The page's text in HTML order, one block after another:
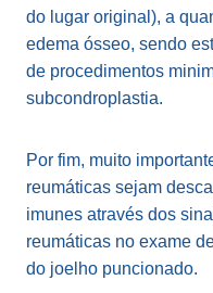
do lugar original), a
edema ósseo, sendo
de procedimentos
subcondroplastia.
Por fim, muito
reumáticas sejam
imunes através dos
reumáticas no exame
do joelho puncionado.